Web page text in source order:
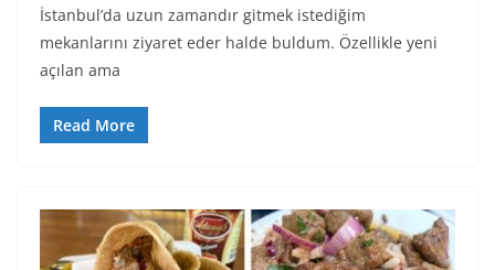
İstanbul’da uzun zamandır gitmek istediğim
mekanlarını ziyaret eder halde buldum. Özellikle yeni
açılan ama
Read More